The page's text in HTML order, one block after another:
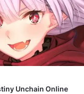
Unchain Online